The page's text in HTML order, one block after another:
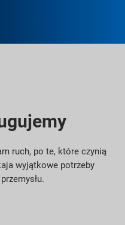
ruch, po te, które czynią
wyjątkowe potrzeby